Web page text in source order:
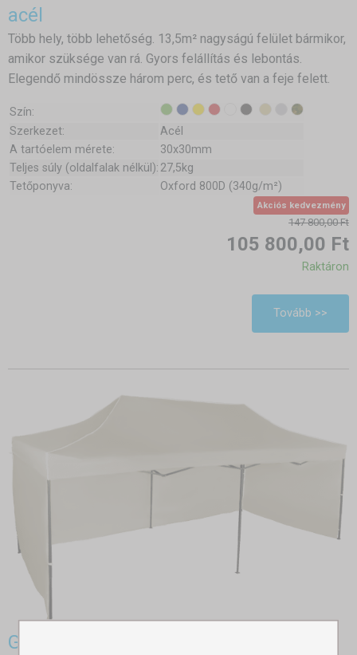
acél
Több hely, több lehetőség. 13,5m² nagyságú felület bármikor,
amikor szüksége van rá. Gyors felállítás és lebontás.
Elegendő mindössze három perc, és tető van a feje felett.
Szín:
Szerkezet:
Acél
A tartóelem mérete:
30x30mm
Teljes súly (oldalfalak nélkül): 27,5kg
Tetőponyva:
Oxford 800D (340g/m²)
Akciós kedvezmény
147 800,00 Ft
105 800,00 Ft
Raktáron
Tovább >>
Gyorsan összecsukható sátor 3x6m -